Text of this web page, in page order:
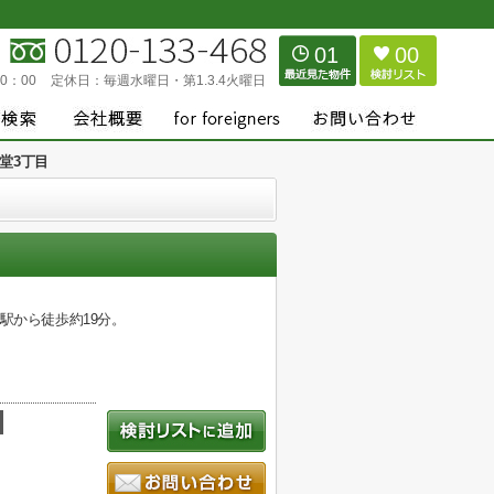
：00 定休日： 毎週水曜日・第1.3.4火曜日
01 00
3丁目
から徒歩約19分。